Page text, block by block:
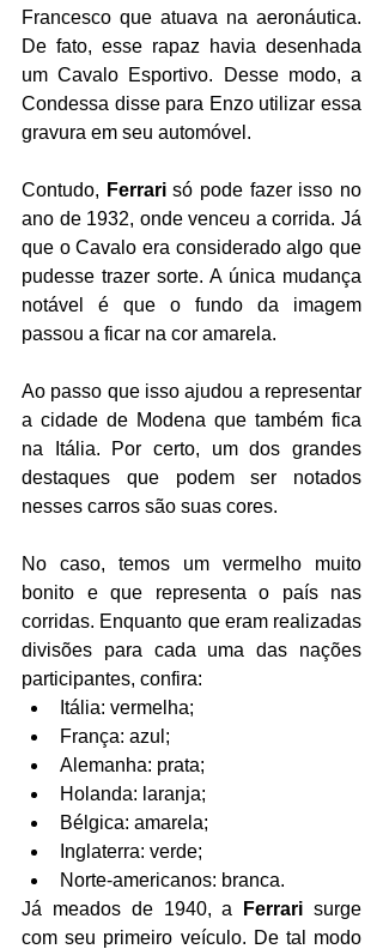
Francesco que atuava na aeronáutica.
De fato, esse rapaz havia desenhada
um Cavalo Esportivo. Desse modo, a
Condessa disse para Enzo utilizar essa
gravura em seu automóvel.
Contudo, Ferrari só pode fazer isso no
ano de 1932, onde venceu a corrida. Já
que o Cavalo era considerado algo que
pudesse trazer sorte. A única mudança
notável é que o fundo da imagem
passou a ficar na cor amarela.
Ao passo que isso ajudou a representar
a cidade de Modena que também fica
na Itália. Por certo, um dos grandes
destaques que podem ser notados
nesses carros são suas cores.
No caso, temos um vermelho muito
bonito e que representa o país nas
corridas. Enquanto que eram realizadas
divisões para cada uma das nações
participantes, confira:
Itália: vermelha;
França: azul;
Alemanha: prata;
Holanda: laranja;
Bélgica: amarela;
Inglaterra: verde;
Norte-americanos: branca.
Já meados de 1940, a
Ferrari surge
com seu primeiro veículo. De tal modo